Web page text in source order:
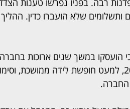
רבה. בפניו נפרשו טענות
ותשלומים שלא הועברו כדין.
הועסקו במשך שנים ארוכות בחברה
של יעקב אזרזר. שרביט עבדה משנת 2005 עד 2022, למעט חופשת